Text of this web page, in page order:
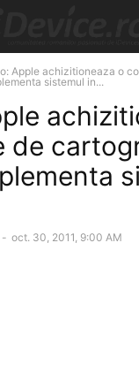
Apple achizitioneaza o
sistemul in...
de
- oct. 30, 2011, 9:00 AM